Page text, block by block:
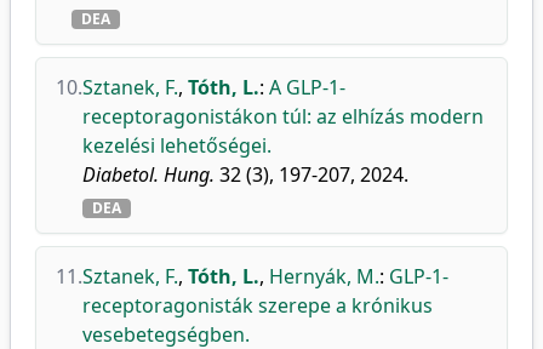
DEA
10.Sztanek, F., Tóth, L.: A GLP-1-
receptoragonistákon túl: az elhízás modern
kezelési lehetőségei.
Diabetol. Hung. 32 (3), 197-207, 2024.
DEA
11.Sztanek, F., Tóth, L., Hernyák, M.: GLP-1-
receptoragonisták szerepe a krónikus
vesebetegségben.